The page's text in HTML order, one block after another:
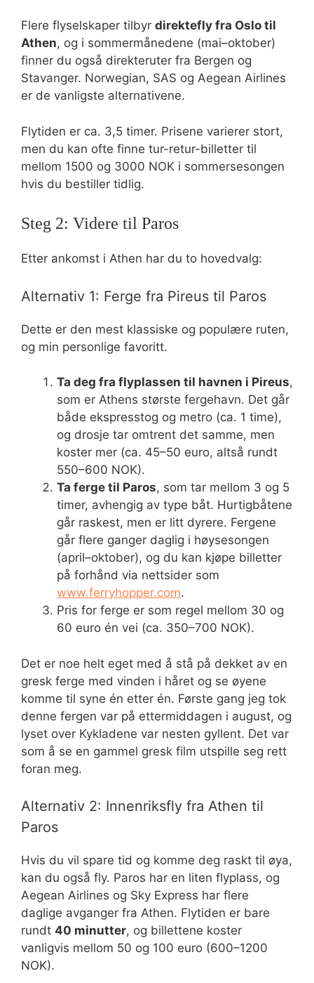
Flere flyselskaper tilbyr direktefly fra Oslo til
Athen, og i sommermånedene (mai–oktober)
finner du også direkteruter fra Bergen og
Stavanger. Norwegian, SAS og Aegean Airlines
er de vanligste alternativene.
Flytiden er ca. 3,5 timer. Prisene varierer stort,
men du kan ofte finne tur-retur-billetter til
mellom 1500 og 3000 NOK i sommersesongen
hvis du bestiller tidlig.
Steg 2: Videre til Paros
Etter ankomst i Athen har du to hovedvalg:
Alternativ 1: Ferge fra Pireus til Paros
Dette er den mest klassiske og populære ruten,
og min personlige favoritt.
Ta deg fra flyplassen til havnen i Pireus,
som er Athens største fergehavn. Det går
både ekspresstog og metro (ca. 1 time),
og drosje tar omtrent det samme, men
koster mer (ca. 45–50 euro, altså rundt
550–600 NOK).
Ta ferge til Paros, som tar mellom 3 og 5
timer, avhengig av type båt. Hurtigbåtene
går raskest, men er litt dyrere. Fergene
går flere ganger daglig i høysesongen
(april–oktober), og du kan kjøpe billetter
på forhånd via nettsider som
www.ferryhopper.com.
Pris for ferge er som regel mellom 30 og
60 euro én vei (ca. 350–700 NOK).
Det er noe helt eget med å stå på dekket av en
gresk ferge med vinden i håret og se øyene
komme til syne én etter én. Første gang jeg tok
denne fergen var på ettermiddagen i august, og
lyset over Kykladene var nesten gyllent. Det var
som å se en gammel gresk film utspille seg rett
foran meg.
Alternativ 2: Innenriksfly fra Athen til
Paros
Hvis du vil spare tid og komme deg raskt til øya,
kan du også fly. Paros har en liten flyplass, og
Aegean Airlines og Sky Express har flere
daglige avganger fra Athen. Flytiden er bare
rundt 40 minutter, og billettene koster
vanligvis mellom 50 og 100 euro (600–1200
NOK).